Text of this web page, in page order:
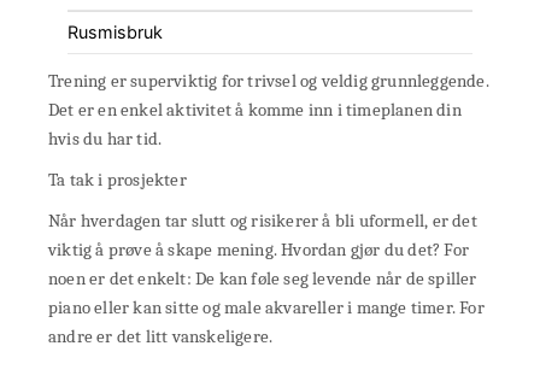
Rusmisbruk
Trening er superviktig for trivsel og veldig grunnleggende.
Det er en enkel aktivitet å komme inn i timeplanen din
hvis du har tid.
Ta tak i prosjekter
Når hverdagen tar slutt og risikerer å bli uformell, er det
viktig å prøve å skape mening. Hvordan gjør du det? For
noen er det enkelt: De kan føle seg levende når de spiller
piano eller kan sitte og male akvareller i mange timer. For
andre er det litt vanskeligere.